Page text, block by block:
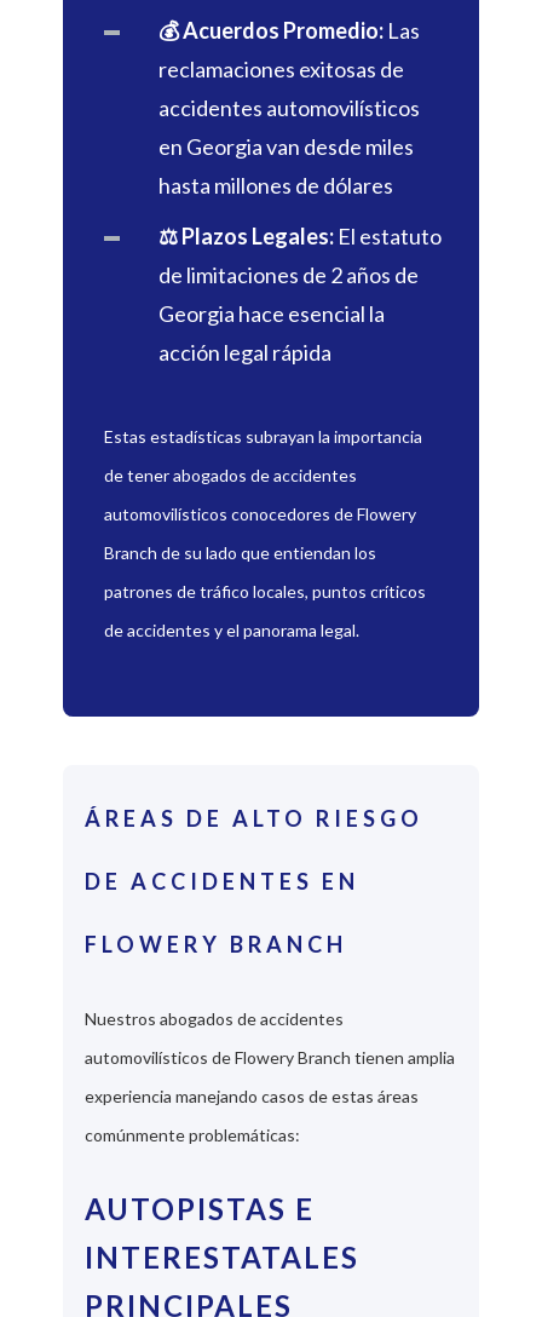
💰 Acuerdos Promedio: Las
reclamaciones exitosas de
accidentes automovilísticos
en Georgia van desde miles
hasta millones de dólares
⚖️ Plazos Legales: El estatuto
de limitaciones de 2 años de
Georgia hace esencial la
acción legal rápida
Estas estadísticas subrayan la importancia
de tener abogados de accidentes
automovilísticos conocedores de Flowery
Branch de su lado que entiendan los
patrones de tráfico locales, puntos críticos
de accidentes y el panorama legal.
ÁREAS DE ALTO RIESGO
DE ACCIDENTES EN
FLOWERY BRANCH
Nuestros abogados de accidentes
automovilísticos de Flowery Branch tienen amplia
experiencia manejando casos de estas áreas
comúnmente problemáticas:
AUTOPISTAS E
INTERESTATALES
PRINCIPALES